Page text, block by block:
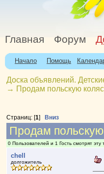
Главная Форум
Начало Помощь
Доска объявлений.
→ Продам польскую
Страниц: [1] Вниз
Продам
0 Пользователей и 1 Гость смотрят эту
chell
долгожитель